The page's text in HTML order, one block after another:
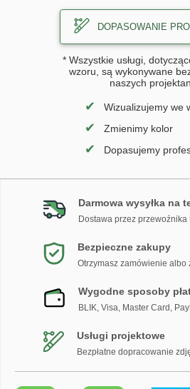
DOPASOWANIE
* Wszystkie usługi,
wzoru, są wykonywane
naszych
✔ Wizualizujemy we
✔ Zmienimy kolor
✔ Dopasujemy
Darmowa wysyłka na
Dostawa przez przewoźnika
Bezpieczne zakupy
Otrzymasz zamówienie albo
Wygodne sposoby
BLIK, Visa, Master Card,
Usługi projektowe
Bezpłatne dopracowanie